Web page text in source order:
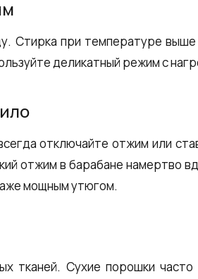
Стирка при температуре
деликатный режим с
отключайте отжим или
отжим в барабане намертво
мощным утюгом.
тканей. Сухие порошки